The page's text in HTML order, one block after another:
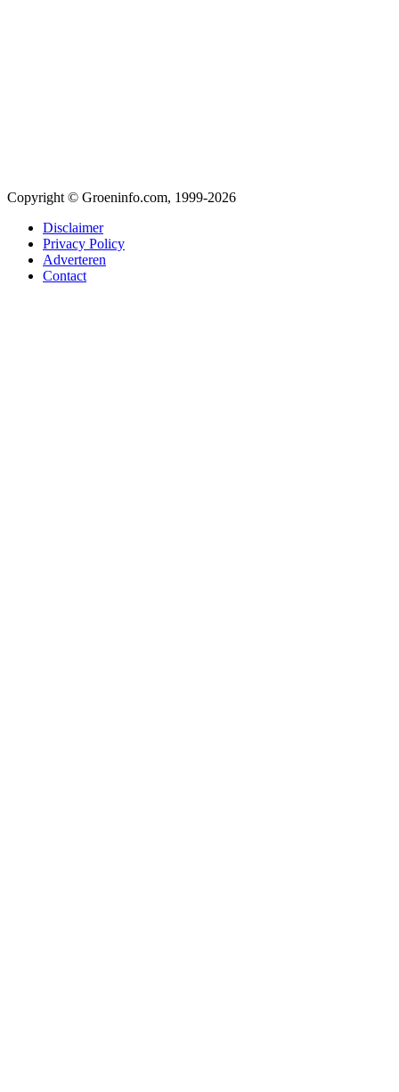
Copyright © Groeninfo.com, 1999-2026
Disclaimer
Privacy Policy
Adverteren
Contact